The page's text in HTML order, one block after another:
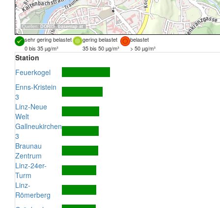
Quellen: DORIS, basemap.at
sehr gering belastet gering belastet
belastet
0 bis 35 µg/m³
35 bis 50 µg/m³ > 50 µg/m³
Station
Feuerkogel
Enns-Kristein
3
Linz-Neue
Welt
Gallneukirchen
3
Braunau
Zentrum
Linz-24er-
Turm
Linz-
Römerberg